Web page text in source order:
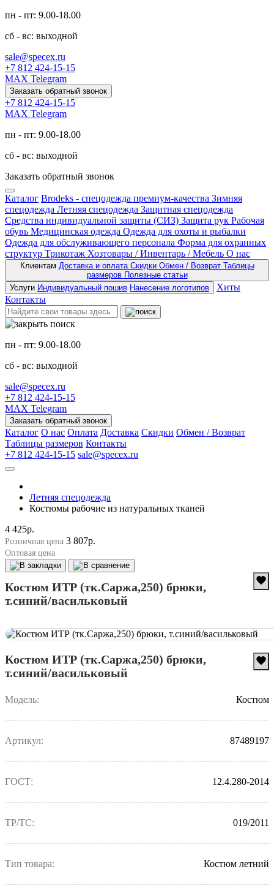
пн - пт: 9.00-18.00
сб - вс: выходной
sale@specex.ru
+7 812 424-15-15
MAX Telegram
Заказать обратный звонок
+7 812 424-15-15
MAX Telegram
пн - пт: 9.00-18.00
сб - вс: выходной
Заказать обратный звонок
Каталог Brodeks - спецодежда премиум-качества Зимняя
спецодежда Летняя спецодежда Защитная спецодежда
Средства индивидуальной защиты (СИЗ) Защита рук Рабочая
обувь Медицинская одежда Одежда для охоты и рыбалки
Одежда для обслуживающего персонала Форма для охранных
структур Трикотаж Хозтовары / Инвентарь / Мебель О нас
Клиентам Доставка и оплата Скидки Обмен / Возврат Таблицы
размеров Полезные статьи
Услуги Индивидуальный пошив Нанесение логотипов
Хиты
Контакты
пн - пт: 9.00-18.00
сб - вс: выходной
sale@specex.ru
+7 812 424-15-15
MAX Telegram
Заказать обратный звонок
Каталог О нас Оплата Доставка Скидки Обмен / Возврат
Таблицы размеров Контакты
+7 812 424-15-15 sale@specex.ru
Летняя спецодежда
Костюмы рабочие из натуральных тканей
4 425р.
Розничная цена 3 807р.
Оптовая цена
Костюм ИТР (тк.Саржа,250) брюки,
т.синий/васильковый
Костюм ИТР (тк.Саржа,250) брюки,
т.синий/васильковый
Модель: Костюм
Артикул: 87489197
ГОСТ: 12.4.280-2014
ТР/ТС: 019/2011
Тип товара: Костюм летний